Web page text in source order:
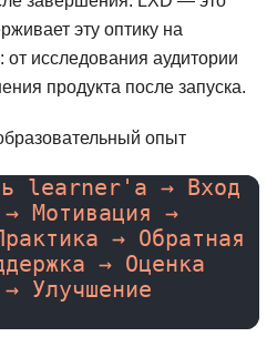
эту оптику на
от исследования аудитории
продукта после запуска.
опыт
learner'а → Вход
Мотивация →
→ Обратная
→ Оценка
Улучшение